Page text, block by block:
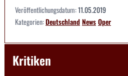
Veröffentlichungsdatum:11.05.2019
Kategorien:DeutschlandNewsOper
Kritiken